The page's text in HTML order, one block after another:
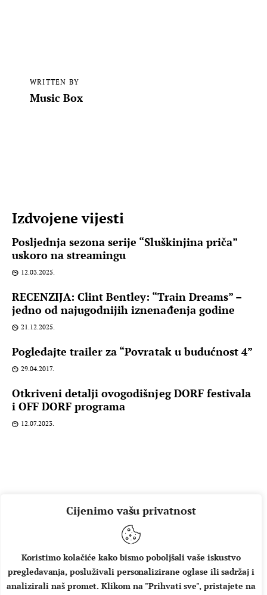
Cijenimo vašu privatnost
Koristimo kolačiće kako bismo poboljšali vaše iskustvo
pregledavanja, posluživali personalizirane oglase ili sadržaj i
analizirali naš promet. Klikom na "Prihvati sve", pristajete na
WRITTEN BY
Music Box
Izdvojene vijesti
Posljednja sezona serije “Sluškinjina priča”
uskoro na streamingu
12.03.2025.
RECENZIJA: Clint Bentley: “Train Dreams” –
jedno od najugodnijih iznenađenja godine
21.12.2025.
Pogledajte trailer za “Povratak u budućnost 4”
29.04.2017.
Otkriveni detalji ovogodišnjeg DORF festivala
i OFF DORF programa
12.07.2023.
O NAMA IMPRESSUM UVJETI KORIŠTENJA